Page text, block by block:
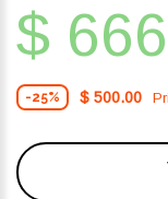
$
-25% $ 500.00